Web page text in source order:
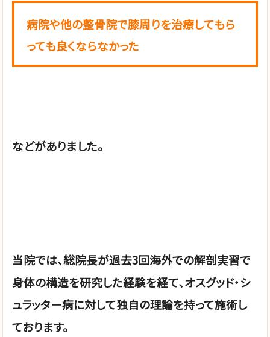
病院や他の整骨院で膝周りを治療してもら
っても良くならなかった
などがありました。
当院では、総院長が過去3回海外での解剖実習で
身体の構造を研究した経験を経て、オスグッド・シ
ュラッター病に対して独自の理論を持って施術し
ております。